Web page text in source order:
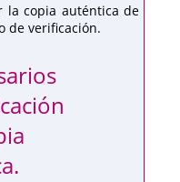
la copia auténtica de
de verificación.